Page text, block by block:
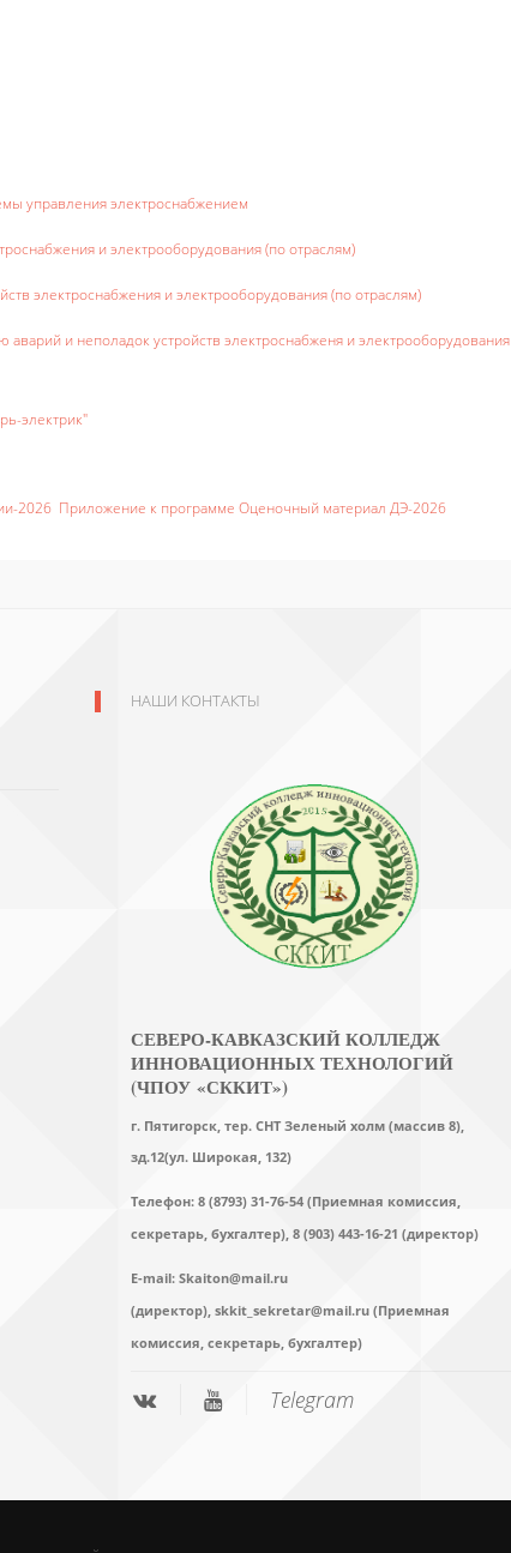
управления электроснабжением
и электрооборудования (по отраслям)
электроснабжения и электрооборудования (по отраслям)
и неполадок устройств электроснабженя и электрооборудования
электрик"
2026 Приложение к программе Оценочный материал ДЭ-2026
НАШИ КОНТАКТЫ
СЕВЕРО-КАВКАЗСКИЙ КОЛЛЕДЖ
ИННОВАЦИОННЫХ ТЕХНОЛОГИЙ
(ЧПОУ «СККИТ»)
г. Пятигорск, тер. СНТ Зеленый холм (массив 8),
зд.12(ул. Широкая, 132)
Телефон: 8 (8793) 31-76-54 (Приемная комиссия,
секретарь, бухгалтер), 8 (903) 443-16-21 (директор)
E-mail: Skaiton@mail.ru
(директор), skkit_sekretar@mail.ru (Приемная
комиссия, секретарь, бухгалтер)
Telegram